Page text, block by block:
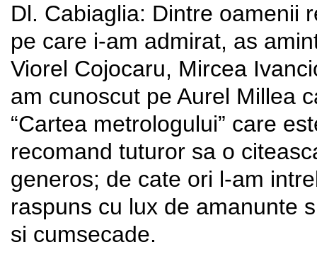
Dl. Cabiaglia: Dintre oamenii
pe care i-am admirat, as
Viorel Cojocaru, Mircea
am cunoscut pe Aurel Millea
“Cartea metrologului” care
recomand tuturor sa o
generos; de cate ori l-am
raspuns cu lux de amanunte
si cumsecade.